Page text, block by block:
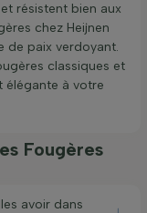
résistent bien aux
chez Heijnen
de paix verdoyant.
classiques et
élégante à votre
Fougères
avoir dans